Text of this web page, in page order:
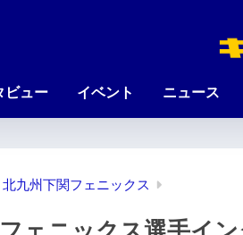
ビュー イベント ニュース
北九州下関フェニックス